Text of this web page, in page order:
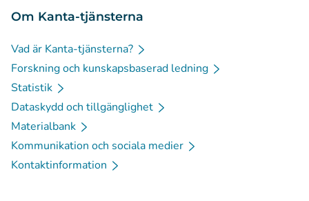
Om Kanta-tjänsterna
Vad är Kanta-tjänsterna?
Forskning och kunskapsbaserad ledning
Statistik
Dataskydd och tillgänglighet
Materialbank
Kommunikation och sociala medier
Kontaktinformation